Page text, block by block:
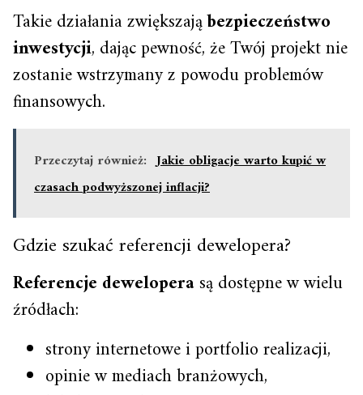
Takie działania zwiększająbezpieczeństwo
inwestycji, dając pewność, że Twój projekt nie
zostanie wstrzymany z powodu problemów
finansowych.
Przeczytaj również: Jakie obligacje warto kupić w
czasach podwyższonej inflacji?
Gdzie szukać referencji dewelopera?
Referencje deweloperasą dostępne w wielu
źródłach:
strony internetowe i portfolio realizacji,
opinie w mediach branżowych,